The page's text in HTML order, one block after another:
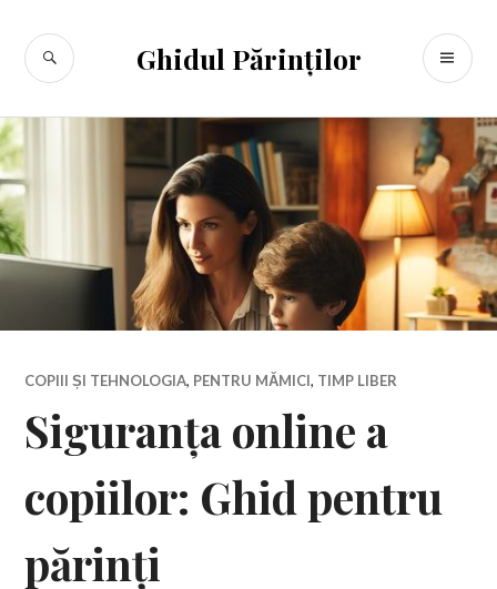
conținut
Ghidul Părinților
CĂUTARE
COPIII ȘI TEHNOLOGIA, PENTRU MĂMICI, TIMP LIBER
Siguranța online a
copiilor: Ghid pentru
părinți